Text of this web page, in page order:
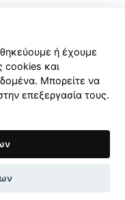
© 2026 All rights
Απορρήτου
ή έχουμε
cookies και
Μπορείτε να
επεξεργασία τους.